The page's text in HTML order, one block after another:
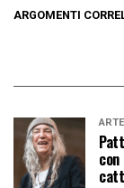
ARGOMENTI
ARTE